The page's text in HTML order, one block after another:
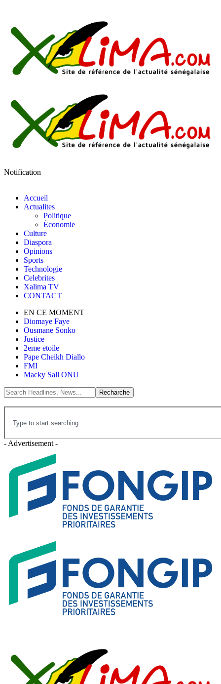
Notification
Accueil
Actualites
Politique
Économie
Culture
Diaspora
Opinions
Sports
Technologie
Celebrites
Xalima TV
CONTACT
EN CE MOMENT
Diomaye Faye
Ousmane Sonko
Justice
2eme etoile
Pape Cheikh Diallo
FMI
Macky Sall ONU
- Advertisement -